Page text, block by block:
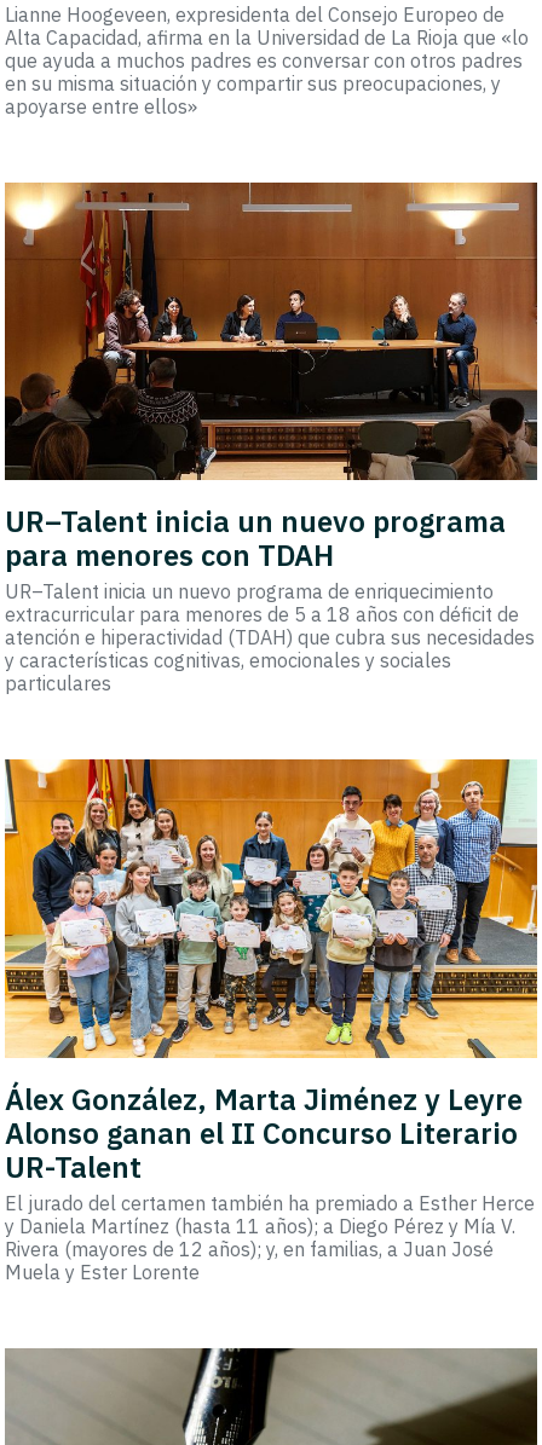
Lianne Hoogeveen, expresidenta del Consejo Europeo de
Alta Capacidad, afirma en la Universidad de La Rioja que «lo
que ayuda a muchos padres es conversar con otros padres
en su misma situación y compartir sus preocupaciones, y
apoyarse entre ellos»
UR–Talent inicia un nuevo programa
para menores con TDAH
UR–Talent inicia un nuevo programa de enriquecimiento
extracurricular para menores de 5 a 18 años con déficit de
atención e hiperactividad (TDAH) que cubra sus necesidades
y características cognitivas, emocionales y sociales
particulares
Álex González, Marta Jiménez y Leyre
Alonso ganan el II Concurso Literario
UR-Talent
El jurado del certamen también ha premiado a Esther Herce
y Daniela Martínez (hasta 11 años); a Diego Pérez y Mía V.
Rivera (mayores de 12 años); y, en familias, a Juan José
Muela y Ester Lorente